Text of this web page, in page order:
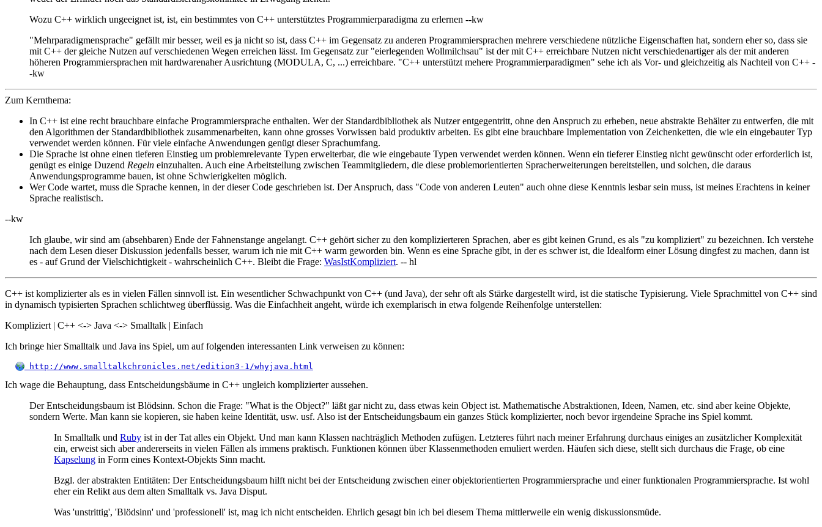
Wozu C++ wirklich ungeeignet ist, ist, ein bestimmtes von C++ unterstütztes Programmierparadigma zu erlernen --kw
"Mehrparadigmensprache" gefällt mir besser, weil es ja nicht so ist, dass C++ im Gegensatz zu anderen Programmiersprachen mehrere verschiedene nützliche Eigenschaften hat, sondern eher so, dass sie
mit C++ der gleiche Nutzen auf verschiedenen Wegen erreichen lässt. Im Gegensatz zur "eierlegenden Wollmilchsau" ist der mit C++ erreichbare Nutzen nicht verschiedenartiger als der mit anderen
höheren Programmiersprachen mit hardwarenaher Ausrichtung (MODULA, C, ...) erreichbare. "C++ unterstützt mehere Programmierparadigmen" sehe ich als Vor- und gleichzeitig als Nachteil von C++ -
-kw
Zum Kernthema:
In C++ ist eine recht brauchbare einfache Programmiersprache enthalten. Wer der Standardbibliothek als Nutzer entgegentritt, ohne den Anspruch zu erheben, neue abstrakte Behälter zu entwerfen, die mit
den Algorithmen der Standardbibliothek zusammenarbeiten, kann ohne grosses Vorwissen bald produktiv arbeiten. Es gibt eine brauchbare Implementation von Zeichenketten, die wie ein eingebauter Typ
verwendet werden können. Für viele einfache Anwendungen genügt dieser Sprachumfang.
Die Sprache ist ohne einen tieferen Einstieg um problemrelevante Typen erweiterbar, die wie eingebaute Typen verwendet werden können. Wenn ein tieferer Einstieg nicht gewünscht oder erforderlich ist,
genügt es einige Duzend Regeln einzuhalten. Auch eine Arbeitsteilung zwischen Teammitgliedern, die diese problemorientierten Spracherweiterungen bereitstellen, und solchen, die daraus
Anwendungsprogramme bauen, ist ohne Schwierigkeiten möglich.
Wer Code wartet, muss die Sprache kennen, in der dieser Code geschrieben ist. Der Anspruch, dass "Code von anderen Leuten" auch ohne diese Kenntnis lesbar sein muss, ist meines Erachtens in keiner
Sprache realistisch.
--kw
Ich glaube, wir sind am (absehbaren) Ende der Fahnenstange angelangt. C++ gehört sicher zu den komplizierteren Sprachen, aber es gibt keinen Grund, es als "zu kompliziert" zu bezeichnen. Ich verstehe
nach dem Lesen dieser Diskussion jedenfalls besser, warum ich nie mit C++ warm geworden bin. Wenn es eine Sprache gibt, in der es schwer ist, die Idealform einer Lösung dingfest zu machen, dann ist
es - auf Grund der Vielschichtigkeit - wahrscheinlich C++. Bleibt die Frage: WasIstKompliziert. -- hl
C++ ist komplizierter als es in vielen Fällen sinnvoll ist. Ein wesentlicher Schwachpunkt von C++ (und Java), der sehr oft als Stärke dargestellt wird, ist die statische Typisierung. Viele Sprachmittel von C++ sind
in dynamisch typisierten Sprachen schlichtweg überflüssig. Was die Einfachheit angeht, würde ich exemplarisch in etwa folgende Reihenfolge unterstellen:
Kompliziert | C++ <-> Java <-> Smalltalk | Einfach
Ich bringe hier Smalltalk und Java ins Spiel, um auf folgenden interessanten Link verweisen zu können:
http://www.smalltalkchronicles.net/edition3-1/whyjava.html
Ich wage die Behauptung, dass Entscheidungsbäume in C++ ungleich komplizierter aussehen.
Der Entscheidungsbaum ist Blödsinn. Schon die Frage: "What is the Object?" läßt gar nicht zu, dass etwas kein Object ist. Mathematische Abstraktionen, Ideen, Namen, etc. sind aber keine Objekte,
sondern Werte. Man kann sie kopieren, sie haben keine Identität, usw. usf. Also ist der Entscheidungsbaum ein ganzes Stück komplizierter, noch bevor irgendeine Sprache ins Spiel kommt.
In Smalltalk und Ruby ist in der Tat alles ein Objekt. Und man kann Klassen nachträglich Methoden zufügen. Letzteres führt nach meiner Erfahrung durchaus einiges an zusätzlicher Komplexität
ein, erweist sich aber andererseits in vielen Fällen als immens praktisch. Funktionen können über Klassenmethoden emuliert werden. Häufen sich diese, stellt sich durchaus die Frage, ob eine
Kapselung in Form eines Kontext-Objekts Sinn macht.
Bzgl. der abstrakten Entitäten: Der Entscheidungsbaum hilft nicht bei der Entscheidung zwischen einer objektorientierten Programmiersprache und einer funktionalen Programmiersprache. Ist wohl
eher ein Relikt aus dem alten Smalltalk vs. Java Disput.
Was 'unstrittig', 'Blödsinn' und 'professionell' ist, mag ich nicht entscheiden. Ehrlich gesagt bin ich bei diesem Thema mittlerweile ein wenig diskussionsmüde.